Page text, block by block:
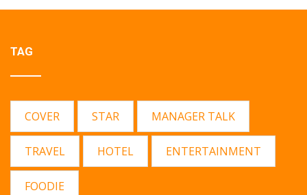
TAG
COVER STAR MANAGER TALK
TRAVEL HOTEL ENTERTAINMENT
FOODIE